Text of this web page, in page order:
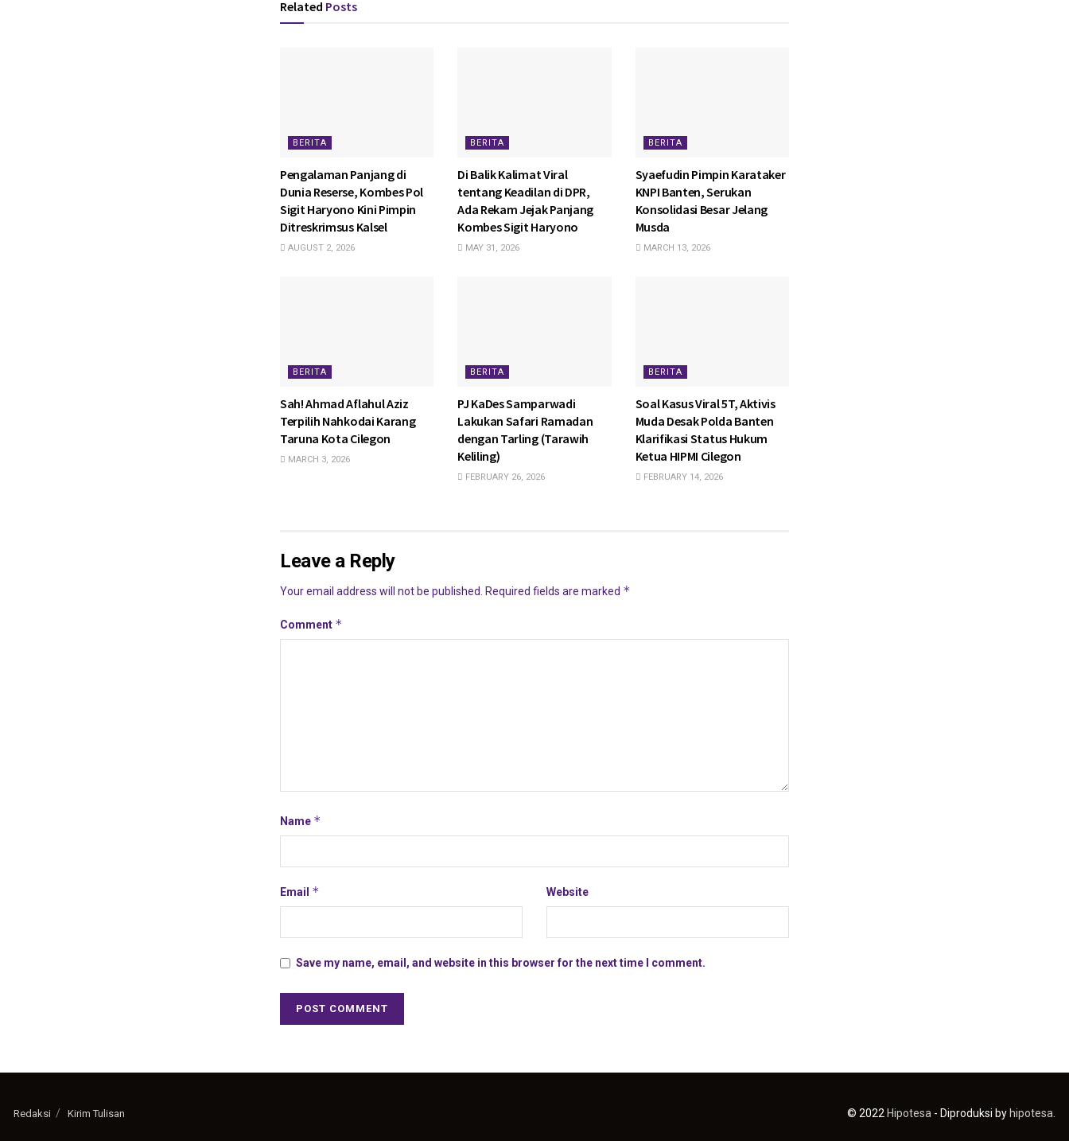
Related Posts
BERITA
Pengalaman Panjang di
Dunia Reserse, Kombes Pol
Sigit Haryono Kini Pimpin
Ditreskrimsus Kalsel
AUGUST 2, 2026
BERITA
Di Balik Kalimat Viral
tentang Keadilan di DPR,
Ada Rekam Jejak Panjang
Kombes Sigit Haryono
MAY 31, 2026
BERITA
Syaefudin Pimpin Karataker
KNPI Banten, Serukan
Konsolidasi Besar Jelang
Musda
MARCH 13, 2026
BERITA
Sah! Ahmad Aflahul Aziz
Terpilih Nahkodai Karang
Taruna Kota Cilegon
MARCH 3, 2026
BERITA
PJ KaDes Samparwadi
Lakukan Safari Ramadan
dengan Tarling (Tarawih
Keliling)
FEBRUARY 26, 2026
BERITA
Soal Kasus Viral 5T, Aktivis
Muda Desak Polda Banten
Klarifikasi Status Hukum
Ketua HIPMI Cilegon
FEBRUARY 14, 2026
Leave a Reply
Your email address will not be published. Required fields are marked *
Comment *
Name *
Email * Website
Save my name, email, and website in this browser for the next time I comment.
Redaksi Kirim Tulisan © 2022 Hipotesa - Diproduksi by hipotesa.